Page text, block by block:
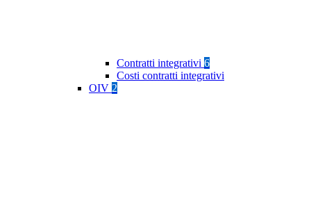
Contratti integrativi 6
Costi contratti integrativi
OIV 2